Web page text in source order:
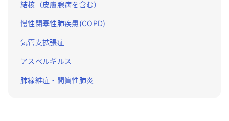
結核（皮膚腺病を含む）
慢性閉塞性肺疾患(COPD)
気管支拡張症
アスペルギルス
肺線維症・間質性肺炎